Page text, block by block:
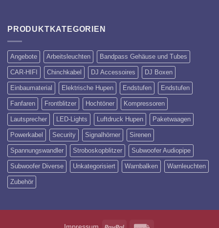
PRODUKTKATEGORIEN
Angebote Arbeitsleuchten Bandpass Gehäuse und Tubes
CAR-HIFI Chinchkabel DJ Accessoires DJ Boxen
Einbaumaterial Elektrische Hupen Endstufen Endstufen
Fanfaren Frontblitzer Hochtöner Kompressoren
Lautsprecher LED-Lights Luftdruck Hupen Paketwaagen
Powerkabel Security Signalhörner Sirenen
Spannungswandler Stroboskopblitzer Subwoofer Audiopipe
Subwoofer Diverse Unkategorisiert Warnbalken Warnleuchten
Zubehör
PayPal